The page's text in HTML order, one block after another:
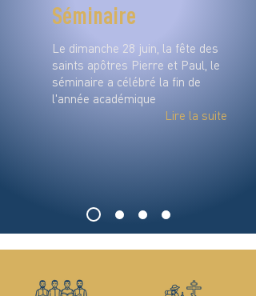
Séminaire
Le dimanche 28 juin, la fête des
saints apôtres Pierre et Paul, le
séminaire a célébré la fin de
l'année académique
Lire la suite